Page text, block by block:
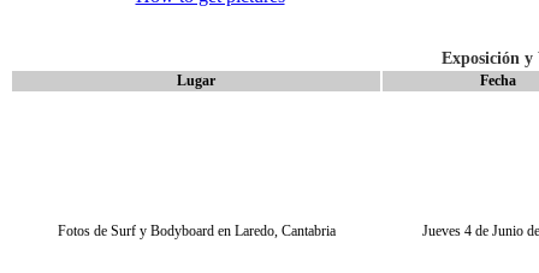
Exposición y
Lugar Fecha
Fotos de Surf y Bodyboard en Laredo, Cantabria Jueves 4 de Junio